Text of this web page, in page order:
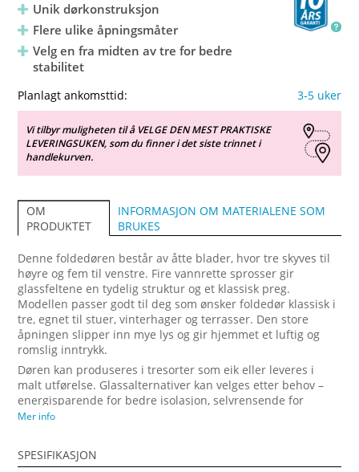
Unik dørkonstruksjon
Flere ulike åpningsmåter
Velg en fra midten av tre for bedre
stabilitet
Planlagt ankomsttid: 3-5 uker
Vi tilbyr muligheten til å VELGE DEN MEST PRAKTISKE
LEVERINGSUKEN, som du finner i det siste trinnet i
handlekurven.
OM
PRODUKTET
INFORMASJON OM MATERIALENE SOM
BRUKES
Denne foldedøren består av åtte blader, hvor tre skyves til
høyre og fem til venstre. Fire vannrette sprosser gir
glassfeltene en tydelig struktur og et klassisk preg.
Modellen passer godt til deg som ønsker foldedør klassisk i
tre, egnet til stuer, vinterhager og terrasser. Den store
åpningen slipper inn mye lys og gir hjemmet et luftig og
romslig inntrykk.
Døren kan produseres i tresorter som eik eller leveres i
malt utførelse. Glassalternativer kan velges etter behov –
energisparende for bedre isolasjon, selvrensende for
enklere bruk eller lydisolerende for stille innemiljø. Mange
leverer foldedører på mål for å passe perfekt til ditt hjem.
Mer info
SPESIFIKASJON